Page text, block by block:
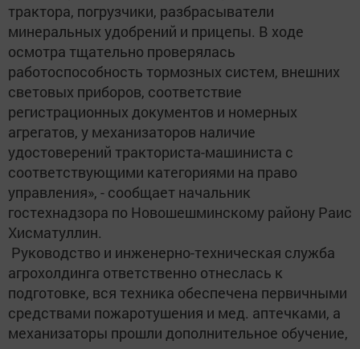
трактора, погрузчики, разбрасыватели
минеральных удобрений и прицепы. В ходе
осмотра тщательно проверялась
работоспособность тормозных систем, внешних
световых приборов, соответствие
регистрационных документов и номерных
агрегатов, у механизаторов наличие
удостоверений тракториста-машиниста с
соответствующими категориями на право
управления», - сообщает начальник
гостехнадзора по Новошешминскому району Раис
Хисматуллин.
Руководство и инженерно-техническая служба
агрохолдинга ответственно отнеслась к
подготовке, вся техника обеспечена первичными
средствами пожаротушения и мед. аптечками, а
механизаторы прошли дополнительное обучение,